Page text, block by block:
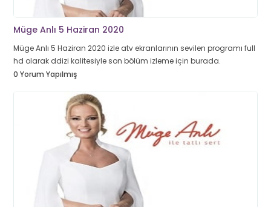
Müge Anlı 5 Haziran 2020
Müge Anlı 5 Haziran 2020 izle atv ekranlarının sevilen programı full
hd olarak ddizi kalitesiyle son bölüm izleme için burada.
0 Yorum Yapılmış